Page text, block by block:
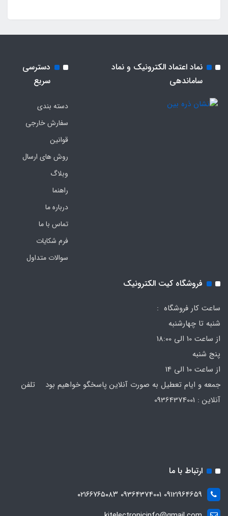
نماد اعتماد الکترونیک و نماد
ساماندهی
دسترسی
سریع
دسته بندی
سفارش خارجی
قوانین
روش های ارسال
وبلاگ
راهنما
درباره ما
تماس با ما
فرم‌ شکایات
سوالات متداول
فروشگاه کیت الکترونیک
ساعت کار فروشگاه :
شنبه تا چهارشنبه
از ساعت 10 الی 18:00
پنج شنبه
از ساعت 10 الی 14
جمعه و ایام تعطیل به صورت آنلاین پاسخگو خواهیم بود تلفن
ارتباط با ما
09121964659 09364374001 ۰۲۱۶۶۷۶۵۰۸۳